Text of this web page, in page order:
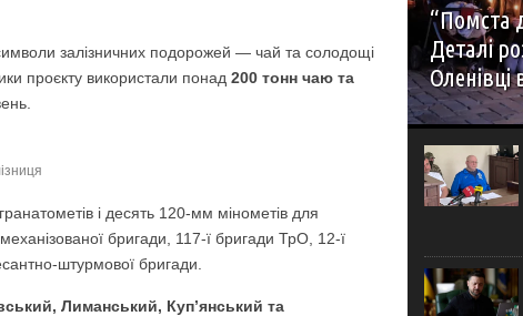
залізничних подорожей — чай та солодощі
проєкту використали понад 200 тонн чаю та
і десять 120-мм мінометів для
бригади, 117-ї бригади ТрО, 12-ї
штурмової бригади.
Лиманський, Куп’янський та
“Помста
Деталі
Оленівці
автор:
“азовців” в
заявою.
200”, де
представник